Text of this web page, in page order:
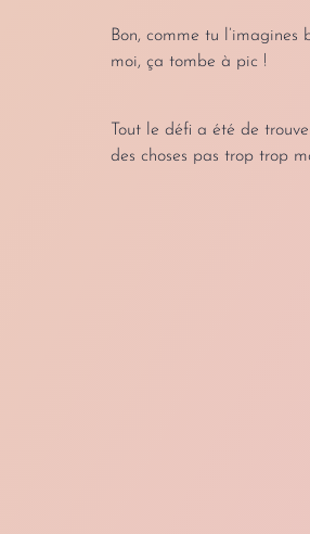
Bon, comme tu
moi, ça tombe à pic !
Tout le défi a été de
des choses pas trop trop